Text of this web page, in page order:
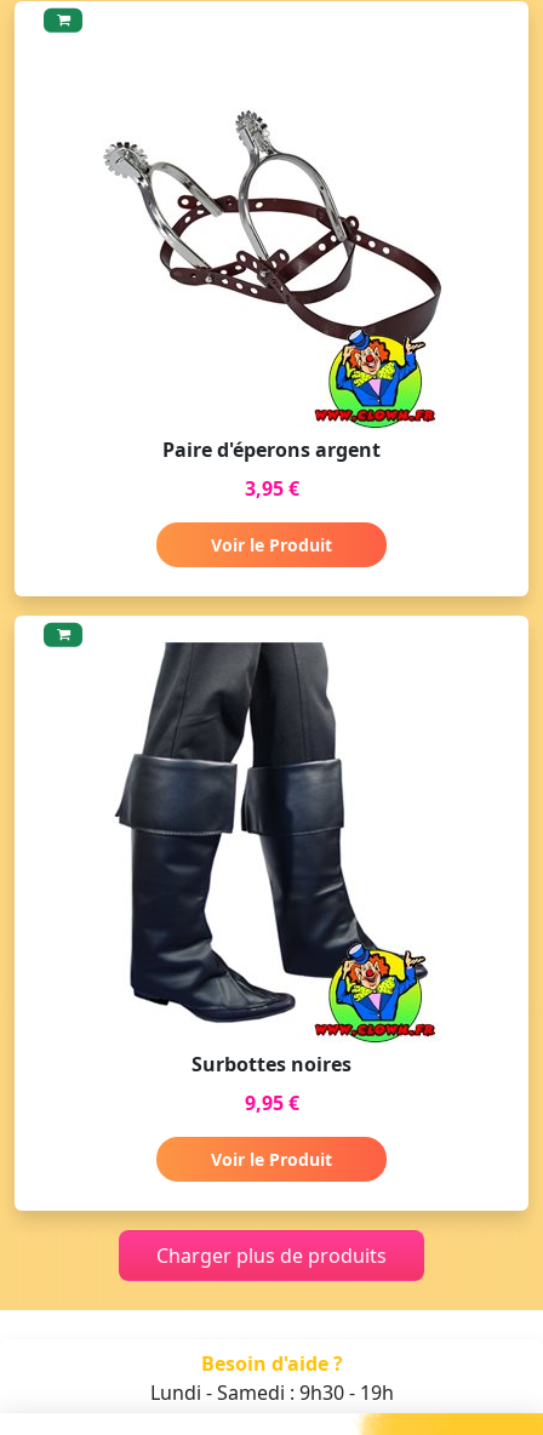
Paire d'éperons argent
3,95 €
Voir le Produit
Surbottes noires
9,95 €
Voir le Produit
Charger plus de produits
Besoin d'aide ?
Lundi - Samedi : 9h30 - 19h